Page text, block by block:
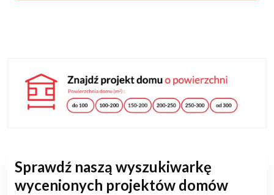
Sprawdź naszą wyszukiwarkę
wycenionych projektów domów